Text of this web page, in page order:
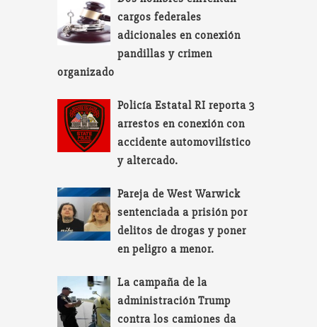
cargos federales
adicionales en conexión
pandillas y crimen
organizado
Policía Estatal RI reporta 3
arrestos en conexión con
accidente automovilístico
y altercado.
Pareja de West Warwick
sentenciada a prisión por
delitos de drogas y poner
en peligro a menor.
La campaña de la
administración Trump
contra los camiones da